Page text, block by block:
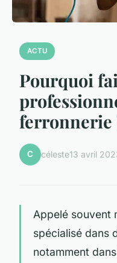
ACTU
Pourquoi
ferronnerie
C céleste13 avril
Appelé souvent
spécialisé dans
notamment